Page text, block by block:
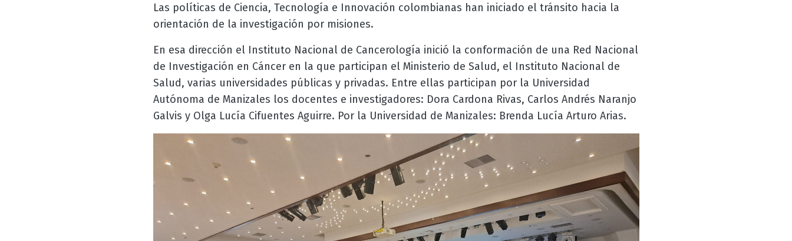
Las políticas de Ciencia, Tecnología e Innovación colombianas han iniciado el tránsito hacia la
orientación de la investigación por misiones.
En esa dirección el Instituto Nacional de Cancerología inició la conformación de una Red Nacional
de Investigación en Cáncer en la que participan el Ministerio de Salud, el Instituto Nacional de
Salud, varias universidades públicas y privadas. Entre ellas participan por la Universidad
Autónoma de Manizales los docentes e investigadores: Dora Cardona Rivas, Carlos Andrés Naranjo
Galvis y Olga Lucía Cifuentes Aguirre. Por la Universidad de Manizales: Brenda Lucía Arturo Arias.